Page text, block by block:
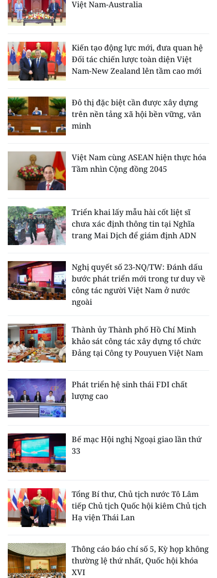
Việt Nam-Australia
Kiến tạo động lực mới, đưa quan hệ
Đối tác chiến lược toàn diện Việt
Nam-New Zealand lên tầm cao mới
Đô thị đặc biệt cần được xây dựng
trên nền tảng xã hội bền vững, văn
minh
Việt Nam cùng ASEAN hiện thực hóa
Tầm nhìn Cộng đồng 2045
Triển khai lấy mẫu hài cốt liệt sĩ
chưa xác định thông tin tại Nghĩa
trang Mai Dịch để giám định ADN
Nghị quyết số 23-NQ/TW: Đánh dấu
bước phát triển mới trong tư duy về
công tác người Việt Nam ở nước
ngoài
Thành ủy Thành phố Hồ Chí Minh
khảo sát công tác xây dựng tổ chức
Đảng tại Công ty Pouyuen Việt Nam
Phát triển hệ sinh thái FDI chất
lượng cao
Bế mạc Hội nghị Ngoại giao lần thứ
33
Tổng Bí thư, Chủ tịch nước Tô Lâm
tiếp Chủ tịch Quốc hội kiêm Chủ tịch
Hạ viện Thái Lan
Thông cáo báo chí số 5, Kỳ họp không
thường lệ thứ nhất, Quốc hội khóa
XVI